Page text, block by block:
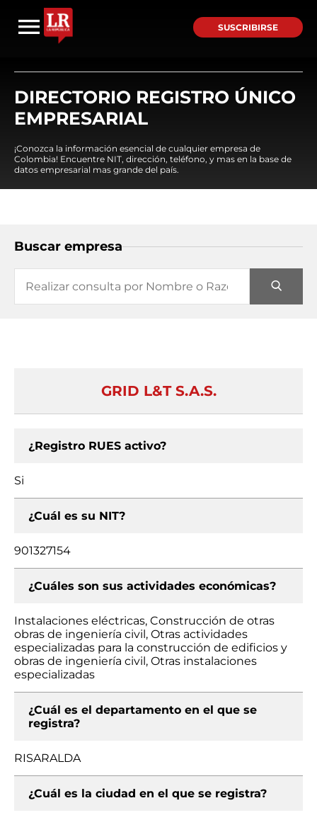
SUSCRIBIRSE
DIRECTORIO REGISTRO ÚNICO
EMPRESARIAL
¡Conozca la información esencial de cualquier empresa de
Colombia! Encuentre NIT, dirección, teléfono, y mas en la base de
datos empresarial mas grande del país.
Buscar empresa
GRID L&T S.A.S.
¿Registro RUES activo?
Si
¿Cuál es su NIT?
901327154
¿Cuáles son sus actividades económicas?
Instalaciones eléctricas, Construcción de otras
obras de ingeniería civil, Otras actividades
especializadas para la construcción de edificios y
obras de ingeniería civil, Otras instalaciones
especializadas
¿Cuál es el departamento en el que se
registra?
RISARALDA
¿Cuál es la ciudad en el que se registra?